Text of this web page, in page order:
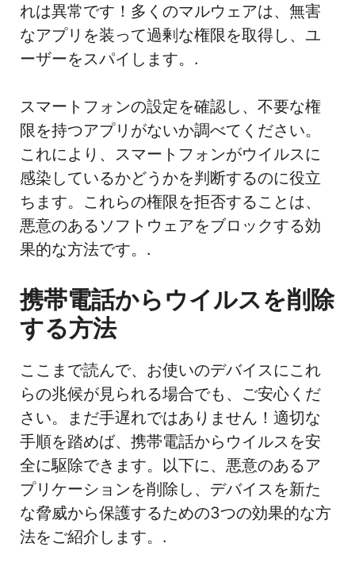
れは異常です！多くのマルウェアは、無害
なアプリを装って過剰な権限を取得し、ユ
ーザーをスパイします。.
スマートフォンの設定を確認し、不要な権
限を持つアプリがないか調べてください。
これにより、スマートフォンがウイルスに
感染しているかどうかを判断するのに役立
ちます。これらの権限を拒否することは、
悪意のあるソフトウェアをブロックする効
果的な方法です。.
携帯電話からウイルスを削除
する方法
ここまで読んで、お使いのデバイスにこれ
らの兆候が見られる場合でも、ご安心くだ
さい。まだ手遅れではありません！適切な
手順を踏めば、携帯電話からウイルスを安
全に駆除できます。以下に、悪意のあるア
プリケーションを削除し、デバイスを新た
な脅威から保護するための3つの効果的な方
法をご紹介します。.